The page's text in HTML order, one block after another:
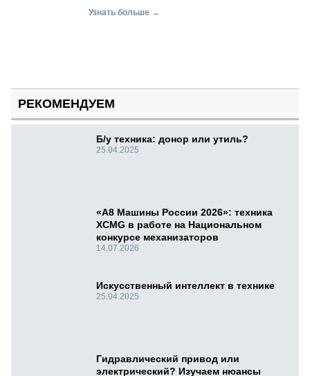
Узнать больше →
РЕКОМЕНДУЕМ
Б/у техника: донор или утиль?
25.04.2025
«А8 Машины России 2026»: техника
XCMG в работе на Национальном
конкурсе механизаторов
14.07.2026
Искусственный интеллект в технике
25.04.2025
Гидравлический привод или
электрический? Изучаем нюансы